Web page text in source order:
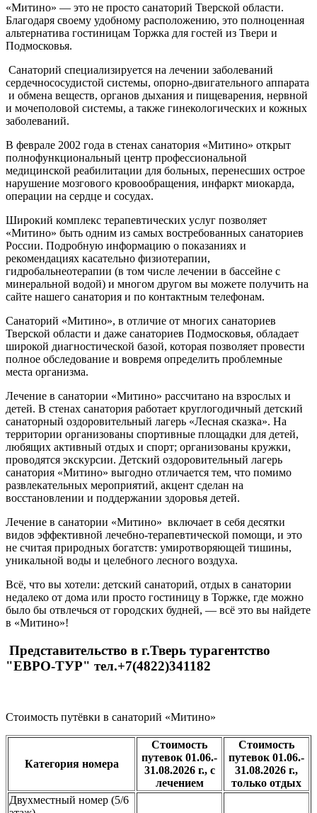
«Митино» — это не просто санаторий Тверской области.
Благодаря своему удобному расположению, это полноценная
альтернатива гостиницам Торжка для гостей из Твери и
Подмосковья.
Санаторий специализируется на лечении заболеваний
сердечнососудистой системы, опорно-двигательного аппарата
и обмена веществ, органов дыхания и пищеварения, нервной
и мочеполовой системы, а также гинекологических и кожных
заболеваний.
В феврале 2002 года в стенах санатория «Митино» открыт
полнофункциональный центр профессиональной
медицинской реабилитации для больных, перенесших острое
нарушение мозгового кровообращения, инфаркт миокарда,
операции на сердце и сосудах.
Широкий комплекс терапевтических услуг позволяет
«Митино» быть одним из самых востребованных санаториев
России. Подробную информацию о показаниях и
рекомендациях касательно физиотерапии,
гидробальнеотерапии (в том числе лечении в бассейне с
минеральной водой) и многом другом вы можете получить на
сайте нашего санатория и по контактным телефонам.
Санаторий «Митино», в отличие от многих санаториев
Тверской области и даже санаториев Подмосковья, обладает
широкой диагностической базой, которая позволяет провести
полное обследование и вовремя определить проблемные
места организма.
Лечение в санатории «Митино» рассчитано на взрослых и
детей. В стенах санатория работает круглогодичный детский
санаторный оздоровительный лагерь «Лесная сказка». На
территории организованы спортивные площадки для детей,
любящих активный отдых и спорт; организованы кружки,
проводятся экскурсии. Детский оздоровительный лагерь
санатория «Митино» выгодно отличается тем, что помимо
развлекательных мероприятий, акцент сделан на
восстановлении и поддержании здоровья детей.
Лечение в санатории «Митино» включает в себя десятки
видов эффективной лечебно-терапевтической помощи, и это
не считая природных богатств: умиротворяющей тишины,
уникальной воды и целебного лесного воздуха.
Всё, что вы хотели: детский санаторий, отдых в санатории
недалеко от дома или просто гостиницу в Торжке, где можно
было бы отвлечься от городских будней, — всё это вы найдете
в «Митино»!
Представительство в г.Тверь турагентство
"ЕВРО-ТУР" тел.+7(4822)341182
Стоимость путёвки в санаторий «Митино»
Категория номера
Стоимость
путевок 01.06.-
31.08.2026 г., c
лечением
Стоимость
путевок 01.06.-
31.08.2026 г.,
только отдых
Двухместный номер (5/6